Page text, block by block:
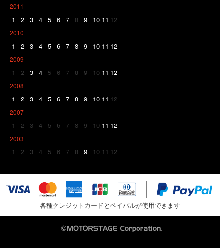
2011
1 2 3 4 5 6 7 8 9 10 11 12
2010
1 2 3 4 5 6 7 8 9 10 11 12
2009
1 2 3 4 5 6 7 8 9 10 11 12
2008
1 2 3 4 5 6 7 8 9 10 11 12
2007
1 2 3 4 5 6 7 8 9 10 11 12
2003
1 2 3 4 5 6 7 8 9 10 11 12
各種クレジットカードとペイパルが使用できます